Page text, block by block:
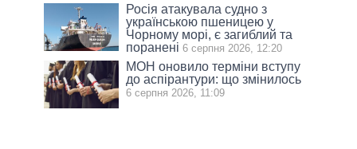
Росія атакувала судно з
українською пшеницею у
Чорному морі, є загиблий та
поранені 6 серпня 2026, 12:20
МОН оновило терміни вступу
до аспірантури: що змінилось
6 серпня 2026, 11:09